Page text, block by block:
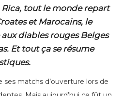
Rica, tout le monde repart
et Marocains, le
aux diables rouges Belges
Et tout ça se résume
ses matchs d’ouverture lors de